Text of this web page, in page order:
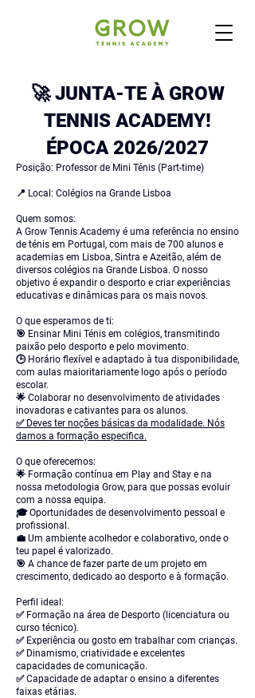
🚀 JUNTA-TE À GROW
TENNIS ACADEMY!
​ÉPOCA 2026/2027
Posição: Professor de Mini Ténis (Part-time)
📍 Local: Colégios na Grande Lisboa
Quem somos:
A Grow Tennis Academy é uma referência no ensino
de ténis em Portugal, com mais de 700 alunos e
academias em Lisboa, Sintra e Azeitão, além de
diversos colégios na Grande Lisboa. O nosso
objetivo é expandir o desporto e criar experiências
educativas e dinâmicas para os mais novos.
O que esperamos de ti:
🎯 Ensinar Mini Ténis em colégios, transmitindo
paixão pelo desporto e pelo movimento.
🕒 Horário flexível e adaptado à tua disponibilidade,
com aulas maioritariamente logo após o período
escolar.
🌟 Colaborar no desenvolvimento de atividades
inovadoras e cativantes para os alunos.
✅ Deves ter noções básicas da modalidade. Nós
damos a formação especifica.
O que oferecemos:
🌟 Formação contínua em Play and Stay e na
nossa metodologia Grow, para que possas evoluir
com a nossa equipa.
🎓 Oportunidades de desenvolvimento pessoal e
profissional.
💼 Um ambiente acolhedor e colaborativo, onde o
teu papel é valorizado.
🎯 A chance de fazer parte de um projeto em
crescimento, dedicado ao desporto e à formação.
Perfil ideal:
✅ Formação na área de Desporto (licenciatura ou
curso técnico).
✅ Experiência ou gosto em trabalhar com crianças.
✅ Dinamismo, criatividade e excelentes
capacidades de comunicação.
✅ Capacidade de adaptar o ensino a diferentes
faixas etárias.